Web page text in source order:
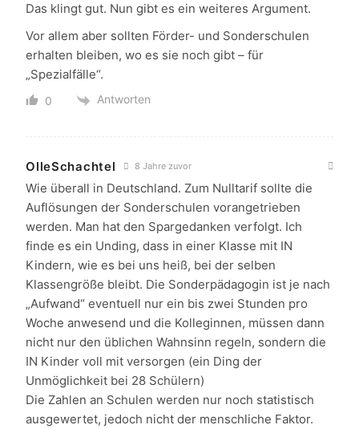
Das klingt gut. Nun gibt es ein weiteres Argument.
Vor allem aber sollten Förder- und Sonderschulen
erhalten bleiben, wo es sie noch gibt – für
„Spezialfälle“.
0 Antworten
OlleSchachtel 8 Jahre zuvor
Wie überall in Deutschland. Zum Nulltarif sollte die
Auflösungen der Sonderschulen vorangetrieben
werden. Man hat den Spargedanken verfolgt. Ich
finde es ein Unding, dass in einer Klasse mit IN
Kindern, wie es bei uns heiß, bei der selben
Klassengröße bleibt. Die Sonderpädagogin ist je nach
„Aufwand“ eventuell nur ein bis zwei Stunden pro
Woche anwesend und die Kolleginnen, müssen dann
nicht nur den üblichen Wahnsinn regeln, sondern die
IN Kinder voll mit versorgen (ein Ding der
Unmöglichkeit bei 28 Schülern)
Die Zahlen an Schulen werden nur noch statistisch
ausgewertet, jedoch nicht der menschliche Faktor.